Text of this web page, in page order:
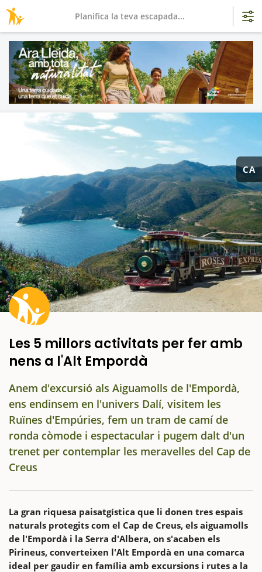
CA
Les 5 millors activitats per fer amb
nens a l'Alt Empordà
Anem d'excursió als Aiguamolls de l'Empordà,
ens endinsem en l'univers Dalí, visitem les
Ruïnes d'Empúries, fem un tram de camí de
ronda còmode i espectacular i pugem dalt d'un
trenet per contemplar les meravelles del Cap de
Creus
La gran riquesa paisatgística que li donen tres espais
naturals protegits com el Cap de Creus, els aiguamolls
de l'Empordà i la Serra d'Albera, on s'acaben els
Pirineus, converteixen l'Alt Empordà en una comarca
ideal per gaudir en família amb excursions i rutes a la
Planifica la teva escapada...